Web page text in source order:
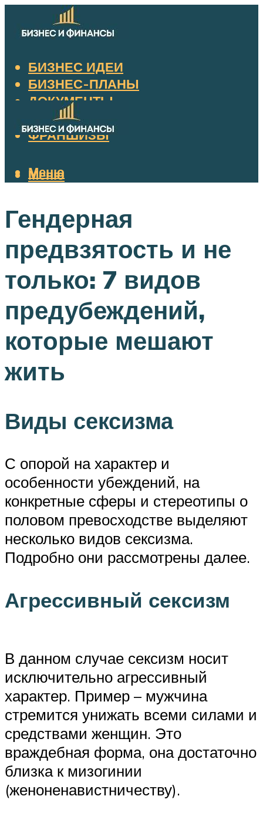
БИЗНЕС ИДЕИ
БИЗНЕС-ПЛАНЫ
ДОКУМЕНТЫ
НАЛОГИ
ФРАНШИЗЫ
Меню
Меню
Гендерная
предвзятость и не
только: 7 видов
предубеждений,
которые мешают
жить
Виды сексизма
С опорой на характер и
особенности убеждений, на
конкретные сферы и стереотипы о
половом превосходстве выделяют
несколько видов сексизма.
Подробно они рассмотрены далее.
Агрессивный сексизм
В данном случае сексизм носит
исключительно агрессивный
характер. Пример – мужчина
стремится унижать всеми силами и
средствами женщин. Это
враждебная форма, она достаточно
близка к мизогинии
(женоненавистничеству).